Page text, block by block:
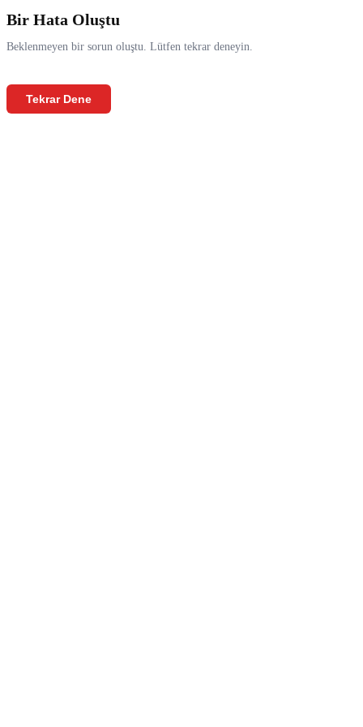
Bir Hata Oluştu
Beklenmeyen bir sorun oluştu. Lütfen tekrar deneyin.
Tekrar Dene